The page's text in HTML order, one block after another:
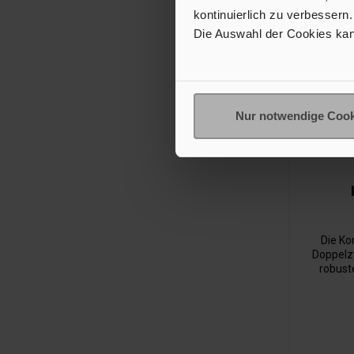
kontinuierlich zu verbessern.
Die Auswahl der Cookies
Nur notwendige
Die
bei